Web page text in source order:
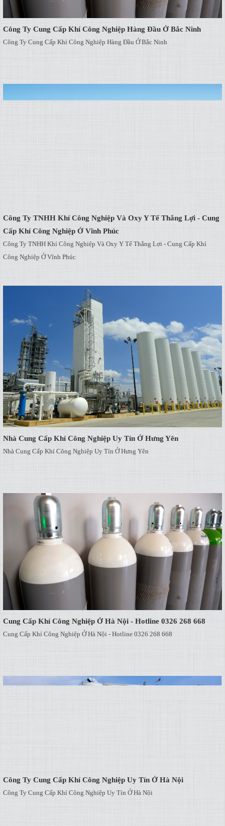
Công Ty Cung Cấp Khí Công Nghiệp Hàng Đầu Ở Bắc Ninh
Công Ty Cung Cấp Khí Công Nghiệp Hàng Đầu Ở Bắc Ninh
Công Ty TNHH Khí Công Nghiệp Và Oxy Y Tế Thắng Lợi - Cung
Cấp Khí Công Nghiệp Ở Vĩnh Phúc
Công Ty TNHH Khí Công Nghiệp Và Oxy Y Tế Thắng Lợi - Cung Cấp Khí
Công Nghiệp Ở Vĩnh Phúc
Nhà Cung Cấp Khí Công Nghiệp Uy Tín Ở Hưng Yên
Nhà Cung Cấp Khí Công Nghiệp Uy Tín Ở Hưng Yên
Cung Cấp Khí Công Nghiệp Ở Hà Nội - Hotline 0326 268 668
Cung Cấp Khí Công Nghiệp Ở Hà Nội - Hotline 0326 268 668
Công Ty Cung Cấp Khí Công Nghiệp Uy Tín Ở Hà Nội
Công Ty Cung Cấp Khí Công Nghiệp Uy Tín Ở Hà Nội